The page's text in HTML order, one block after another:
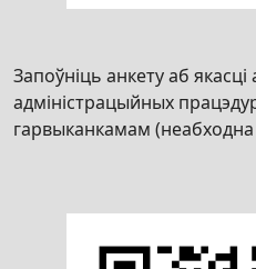
Запоўніць анкету аб якасці
адміністрацыйных
гарвыканкамам